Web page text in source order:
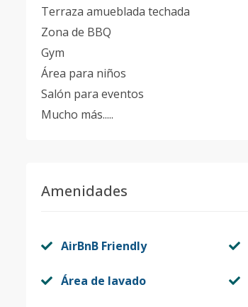
Terraza amueblada techada
Zona de BBQ
Gym
Área para niños
Salón para eventos
Mucho más.....
Amenidades
AirBnB Friendly
Área de lavado